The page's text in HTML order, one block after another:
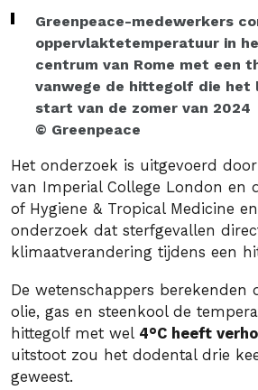
Greenpeace-medewerkers
oppervlaktetemperatuur in
centrum van Rome met een
vanwege de hittegolf die het
start van de zomer van 2024
© Greenpeace
Het onderzoek is uitgevoerd
van Imperial College London en
of Hygiene & Tropical Medicine
onderzoek dat sterfgevallen
klimaatverandering tijdens een
De wetenschappers berekenden
olie, gas en steenkool de
hittegolf met wel 4°C heeft
uitstoot zou het dodental drie
geweest.